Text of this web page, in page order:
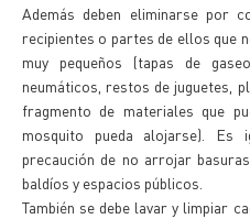
Además deben eliminarse por
recipientes o partes de ellos que
muy pequeños (tapas de
neumáticos, restos de juguetes,
fragmento de materiales que
mosquito pueda alojarse). Es
precaución de no arrojar
baldíos y espacios públicos.
También se debe lavar y limpiar